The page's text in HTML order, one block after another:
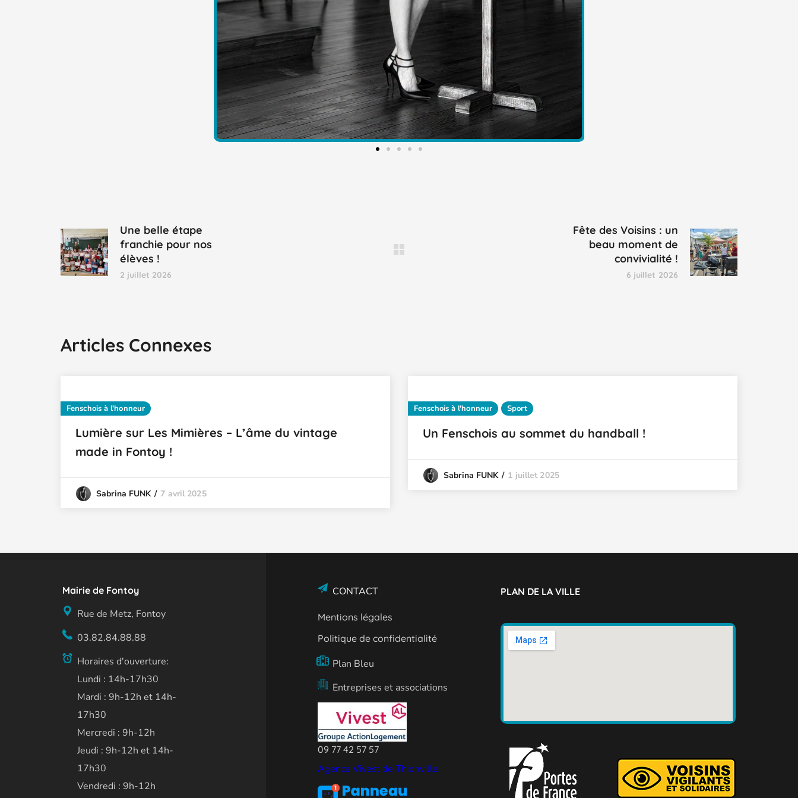
Une belle étape
franchie pour nos
élèves !
2 juillet 2026
Fête des Voisins : un
beau moment de
convivialité !
6 juillet 2026
Articles Connexes
Fenschois à l'honneur
Lumière sur Les Mimières – L’âme du vintage
made in Fontoy !
Sabrina FUNK 7 avril 2025
Fenschois à l'honneur Sport
Un Fenschois au sommet du handball !
Sabrina FUNK 1 juillet 2025
Mairie de Fontoy
Rue de Metz, Fontoy
03.82.84.88.88
Horaires d'ouverture:
Lundi : 14h-17h30
Mardi : 9h-12h et 14h-
17h30
Mercredi : 9h-12h
Jeudi : 9h-12h et 14h-
17h30
Vendredi : 9h-12h
CONTACT
Mentions légales
Politique de confidentialité
Plan Bleu
Entreprises et associations
09 77 42 57 57
Agence Vivest de Thionville
PLAN DE LA VILLE